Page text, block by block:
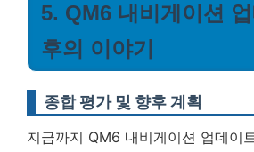
5. QM6 내비게이션
후의 이야기
종합 평가 및 향후 계획
지금까지 QM6 내비게이션 업데이